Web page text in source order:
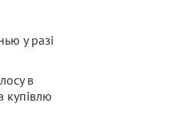
у разі
в
купівлю